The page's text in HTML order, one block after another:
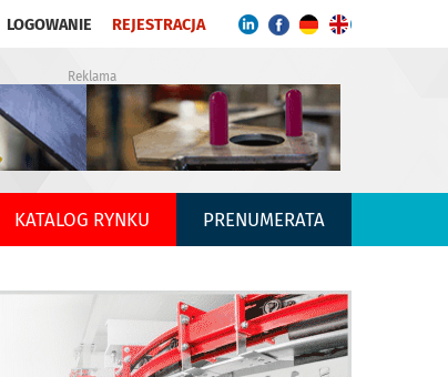
LOGOWANIE REJESTRACJA
Reklama
KATALOG RYNKU PRENUMERATA